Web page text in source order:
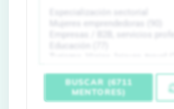
BUSCAR (6711
MENTORES)